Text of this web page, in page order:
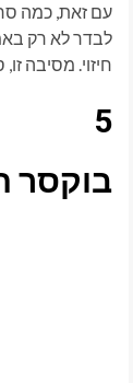
עם זאת, כמה
לבדר לא רק
חיזוי. מסיבה
5
בוקסר